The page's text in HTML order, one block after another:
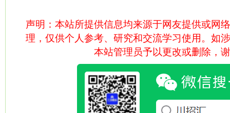
声明：本站所提供信息均来源于网友提供或网
理，仅供个人参考、研究和交流学习使用。如
本站管理员予以更改或删除，